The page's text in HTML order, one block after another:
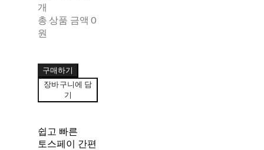
개
총 상품 금액 0
원
구매하기
장바구니에 담
기
쉽고 빠른
토스페이 간편